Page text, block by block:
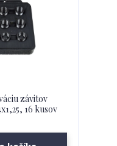
závitov
16 kusov